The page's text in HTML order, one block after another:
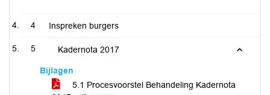
4 Inspreken burgers
5 Kadernota 2017
Bijlagen
5.1 Procesvoorstel Behandeling Kadernota